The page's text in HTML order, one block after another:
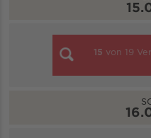
15 von 19